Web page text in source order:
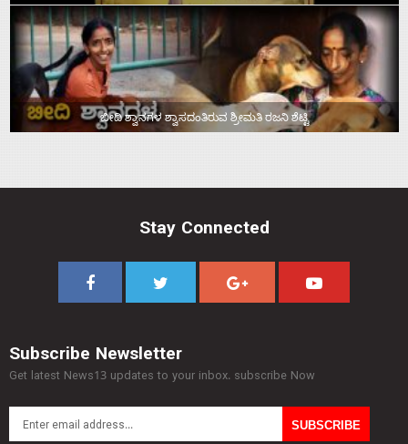
ಬೀದಿ ಶ್ವಾನಗಳ ಶ್ವಾಸದಂತಿರುವ ಶ್ರೀಮತಿ ರಜನಿ ಶೆಟ್ಟಿ
Stay Connected
Subscribe Newsletter
Get latest News13 updates to your inbox. subscribe Now